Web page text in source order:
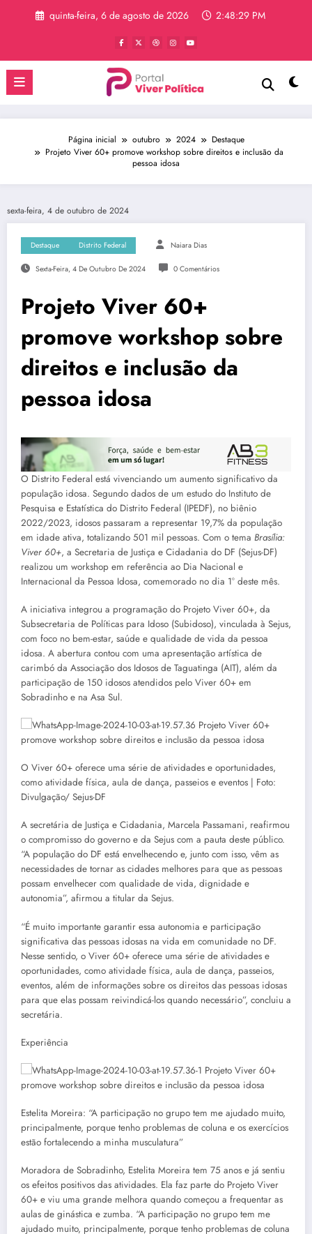
quinta-feira, 6 de agosto de 2026 2:48:30 PM
Página inicial outubro 2024
Destaque
Projeto Viver 60+ promove workshop sobre direitos e inclusão da
pessoa idosa
sexta-feira, 4 de outubro de 2024
Destaque Distrito Federal Naiara Dias
Sexta-Feira, 4 De Outubro De 2024 0 Comentários
Projeto Viver 60+
promove workshop sobre
direitos e inclusão da
pessoa idosa
O Distrito Federal está vivenciando um aumento significativo da
população idosa. Segundo dados de um estudo do Instituto de
Pesquisa e Estatística do Distrito Federal (IPEDF), no biênio
2022/2023, idosos passaram a representar 19,7% da população
em idade ativa, totalizando 501 mil pessoas. Com o tema Brasília:
Viver 60+, a Secretaria de Justiça e Cidadania do DF (Sejus-DF)
realizou um workshop em referência ao Dia Nacional e
Internacional da Pessoa Idosa, comemorado no dia 1° deste mês.
A iniciativa integrou a programação do Projeto Viver 60+, da
Subsecretaria de Políticas para Idoso (Subidoso), vinculada à Sejus,
com foco no bem-estar, saúde e qualidade de vida da pessoa
idosa. A abertura contou com uma apresentação artística de
carimbó da Associação dos Idosos de Taguatinga (AIT), além da
participação de 150 idosos atendidos pelo Viver 60+ em
Sobradinho e na Asa Sul.
O Viver 60+ oferece uma série de atividades e oportunidades,
como atividade física, aula de dança, passeios e eventos | Foto:
Divulgação/ Sejus-DF
A secretária de Justiça e Cidadania, Marcela Passamani, reafirmou
o compromisso do governo e da Sejus com a pauta deste público.
“A população do DF está envelhecendo e, junto com isso, vêm as
necessidades de tornar as cidades melhores para que as pessoas
possam envelhecer com qualidade de vida, dignidade e
autonomia”, afirmou a titular da Sejus.
“É muito importante garantir essa autonomia e participação
significativa das pessoas idosas na vida em comunidade no DF.
Nesse sentido, o Viver 60+ oferece uma série de atividades e
oportunidades, como atividade física, aula de dança, passeios,
eventos, além de informações sobre os direitos das pessoas idosas
para que elas possam reivindicá-los quando necessário”, concluiu a
secretária.
Experiência
Estelita Moreira: “A participação no grupo tem me ajudado muito,
principalmente, porque tenho problemas de coluna e os exercícios
estão fortalecendo a minha musculatura”
Moradora de Sobradinho, Estelita Moreira tem 75 anos e já sentiu
os efeitos positivos das atividades. Ela faz parte do Projeto Viver
60+ e viu uma grande melhora quando começou a frequentar as
aulas de ginástica e zumba. “A participação no grupo tem me
ajudado muito, principalmente, porque tenho problemas de coluna